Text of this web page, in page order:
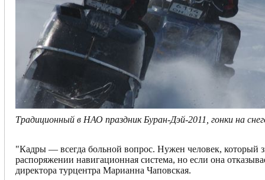
Традиционный в НАО праздник Буран-Дэй-2011, гонки на
"Кадры — всегда больной вопрос. Нужен человек, который
распоряжении навигационная система, но если она
директора турцентра Марианна Чаповская.